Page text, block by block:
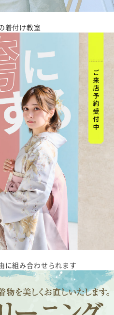
着付け教室
に組み合わせられます